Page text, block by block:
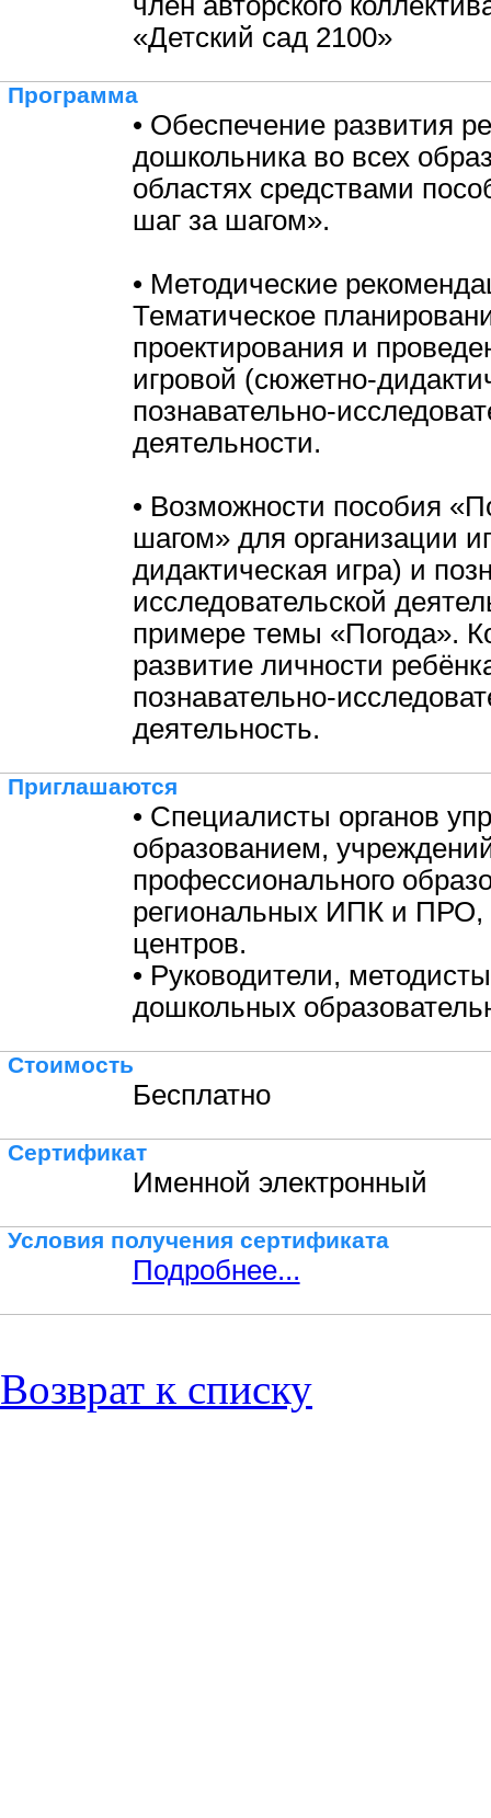
«Детский сад 2100»
Программа
• Обеспечение развития
дошкольника во всех
областях средствами
шаг за шагом».
• Методические
Тематическое
проектирования и
игровой (сюжетно-
познавательно-
деятельности.
• Возможности пособия
шагом» для организации
дидактическая игра) и
исследовательской
примере темы «Погода».
развитие личности
познавательно-
деятельность.
Приглашаются
• Специалисты органов
образованием,
профессионального
региональных ИПК и ПРО,
центров.
• Руководители,
дошкольных
Стоимость
Бесплатно
Сертификат
Именной электронный
Условия получения сертификата
Подробнее...
Возврат к списку